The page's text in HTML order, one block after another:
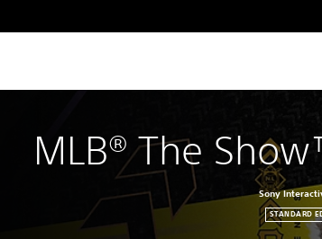
MLB® The
Sony